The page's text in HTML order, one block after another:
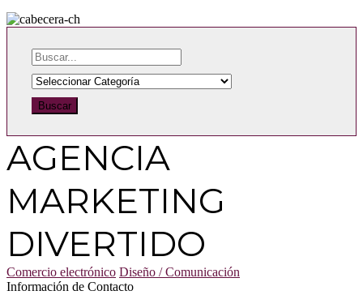
Buscar
AGENCIA
MARKETING
DIVERTIDO
Comercio electrónico Diseño / Comunicación
Información de Contacto